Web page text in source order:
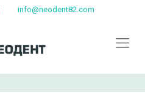
info@neodent82.com